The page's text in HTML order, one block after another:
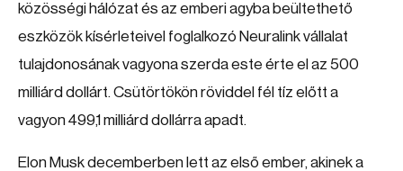
közösségi hálózat és az emberi agyba beültethető
eszközök kísérleteivel foglalkozó Neuralink vállalat
tulajdonosának vagyona szerda este érte el az 500
milliárd dollárt. Csütörtökön röviddel fél tíz előtt a
vagyon 499,1 milliárd dollárra apadt.
Elon Musk decemberben lett az első ember, akinek a